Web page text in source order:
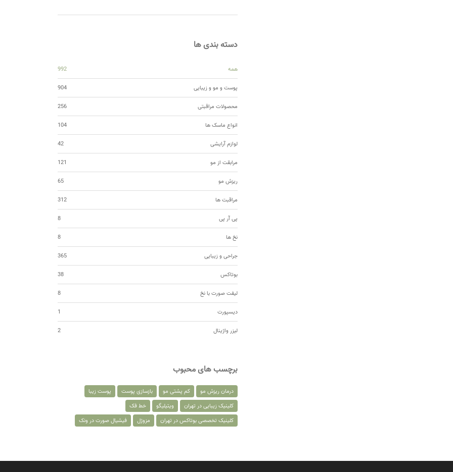
دسته بندی ها
همه 992
پوست و مو و زیبایی 904
محصولات مراقبتی 256
انواع ماسک ها 104
لوازم آرایشی 42
مرابقت از مو 121
ریزش مو 65
مراقبت ها 312
پی آر پی 8
نخ ها 8
جراحی و زیبایی 365
بوتاکس 38
لیفت صورت با نخ 8
دیسپورت 1
لیزر واژینال 2
برچسب های محبوب
درمان ریزش مو کم پشتی مو بازسازی پوست
پوست زیبا
کلینیک زیبایی در تهران
ویتیلیگو
خط فک
کلینیک تخصصی بوتاکس در تهران
مزوژل فیشیال صورت در ونک